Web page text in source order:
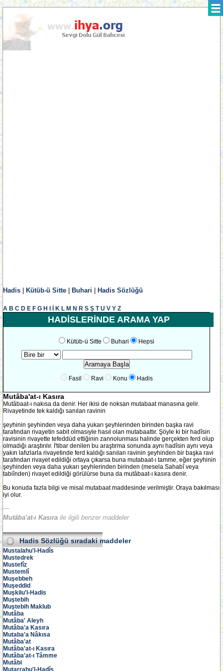
Hadis Kütüb-ü Sitte Buhari Hadis Sözlüğü
A B C D E F G H K L M N R S Ş T U V Y Z
HADİSLERİNDE ARAMA YAP
Kütüb-ü Sitte Buhari Hepsi
Fasil Ravi Konu Hadis
Mutâba'at-ı Kasıra
Mutâbaat-ı nakısa da denir. Her ikisi de noksan mutabaat manasına gelir.
Rivayetinde tek kaldığı sanılan ravinin
şeyhinin şeyhinden veya daha yukarı şeyhlerinden birinden başka ravi
tarafından rivayetin sabit olmasıyle hasıl olan mutabaattır. Şöyle ki bir hadîsin
ravisinin rivayette tefeddüd ettiğinin zannolunması halinde gerçekten ferd olup
olmadığı araştırılır. İ'tibar denilen bu araştırma sonunda aynı hadîsin aynı veya
yakın lafızlarla rivayetinde ferd kaldığı sanılan ravinin şeyhinden bir başka ravi
tarafından rivayet edildiği ortaya çıkarsa buna mutabaat-ı tamme, eğer şeyhinin
şeyhinden veya daha yukarı şeyhlerinden birinden (mesela Sahabî veya
tabiînden) rivayet edildiği görülürse buna da mutâbaat-ı kasıra denir.
Bu konuda fazla bilgi ve misal mutabaat maddesinde verilmiştir. Oraya bakılması
iyi olur.
---
Mutâba'at-ı Kasıra ile ilgili benzer maddeler
Hadis Sözlüğü sıradaki maddeler
Mustalahu'l-Hadîs
Mustedrek
Mustefîz
Mustemlî
Muşebbeh
Muşeddid
Muşkilu'l-Hadis
Muştebih
Muştebih Maklub
Mutâba
Mutâba' Aleyh
Mutâba'a Kasıra
Mutaba'a Nâkısa
Mutâba'at
Mutâba'at-ı Kasıra
Mutâba'at-ı Tâmme
Mutâbi
Mutarrahu'l-Hadîs